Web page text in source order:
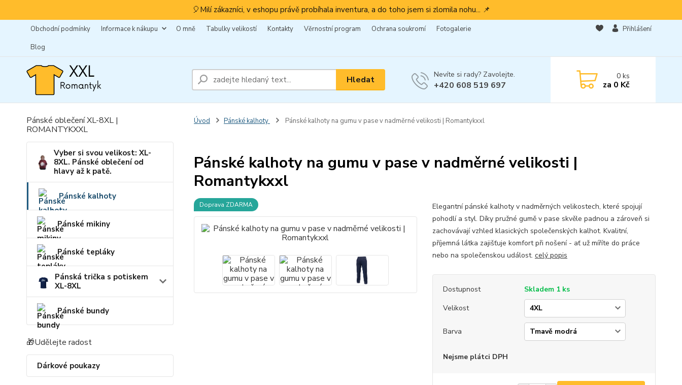
🎈Milí zákazníci, v eshopu právě probíhala inventura, a do toho jsem si zlomila nohu... 📌
Obchodní podmínky Informace k nákupu O mně Tabulky velikostí Kontakty Věrnostní program Ochrana soukromí
Fotogalerie
Blog
Přihlášení
Hledat Nevíte si rady? Zavolejte.
+420 608 519 697
0ks
za 0 Kč
Pánské oblečení XL-8XL |
ROMANTYKXXL
Vyber si svou velikost: XL-
8XL. Pánské oblečení od
hlavy až k patě.
Pánské kalhoty
Pánské mikiny
Pánské tepláky
Pánská trička s potiskem
XL-8XL
Pánské bundy
🎁Udělejte radost
Dárkové poukazy
Úvod Pánské kalhoty Pánské kalhoty na gumu v pase v nadměrné velikosti | Romantykxxl
Pánské kalhoty na gumu v pase v nadměrné velikosti |
Romantykxxl
Doprava ZDARMA
Elegantní pánské kalhoty v nadměrných velikostech, které spojují
pohodlí a styl. Díky pružné gumě v pase skvěle padnou a zároveň si
zachovávají vzhled klasických společenských kalhot. Kvalitní,
příjemná látka zajišťuje komfort při nošení - ať už míříte do práce
nebo na společenskou událost. celý popis
Dostupnost
Skladem 1 ks
Velikost
Barva
Nejsme plátci DPH